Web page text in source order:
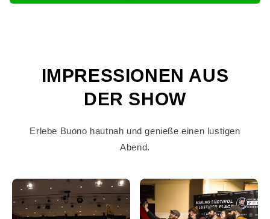
IMPRESSIONEN AUS
DER SHOW
Erlebe Buono hautnah und genieße einen lustigen
Abend.